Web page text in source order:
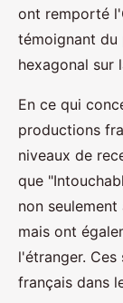
ont remporté
témoignant du
hexagonal sur
En ce qui
productions
niveaux de
que
non
mais ont
l'étranger. Ces
français dans